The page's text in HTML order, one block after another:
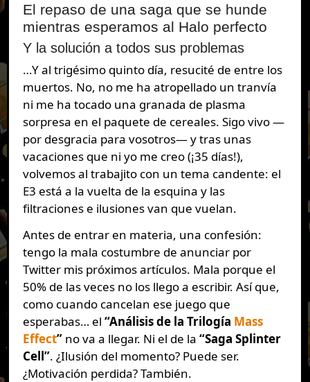
El repaso de una saga que se hunde
mientras esperamos al Halo perfecto
Y la solución a todos sus problemas
…Y al trigésimo quinto día, resucité de entre los
muertos. No, no me ha atropellado un tranvía
ni me ha tocado una granada de plasma
sorpresa en el paquete de cereales. Sigo vivo —
por desgracia para vosotros— y tras unas
vacaciones que ni yo me creo (¡35 días!),
volvemos al trabajito con un tema candente: el
E3 está a la vuelta de la esquina y las
filtraciones e ilusiones van que vuelan.
Antes de entrar en materia, una confesión:
tengo la mala costumbre de anunciar por
Twitter mis próximos artículos. Mala porque el
50% de las veces no los llego a escribir. Así que,
como cuando cancelan ese juego que
esperabas… el “Análisis de la Trilogía Mass
Effect”no va a llegar. Ni el de la “Saga Splinter
Cell”. ¿Ilusión del momento? Puede ser.
¿Motivación perdida? También.